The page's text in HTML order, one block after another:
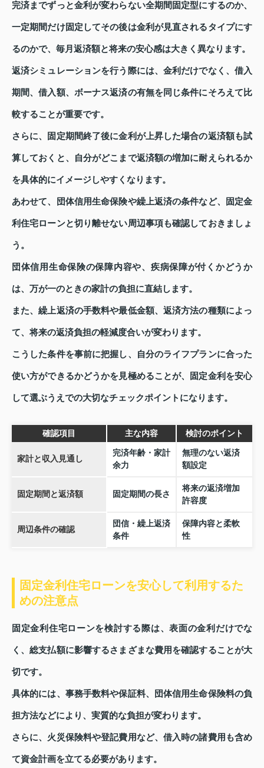
完済までずっと金利が変わらない全期間固定型にするのか、
一定期間だけ固定してその後は金利が見直されるタイプにす
るのかで、毎月返済額と将来の安心感は大きく異なります。
返済シミュレーションを行う際には、金利だけでなく、借入
期間、借入額、ボーナス返済の有無を同じ条件にそろえて比
較することが重要です。
さらに、固定期間終了後に金利が上昇した場合の返済額も試
算しておくと、自分がどこまで返済額の増加に耐えられるか
を具体的にイメージしやすくなります。
あわせて、団体信用生命保険や繰上返済の条件など、固定金
利住宅ローンと切り離せない周辺事項も確認しておきましょ
う。
団体信用生命保険の保障内容や、疾病保障が付くかどうか
は、万が一のときの家計の負担に直結します。
また、繰上返済の手数料や最低金額、返済方法の種類によっ
て、将来の返済負担の軽減度合いが変わります。
こうした条件を事前に把握し、自分のライフプランに合った
使い方ができるかどうかを見極めることが、固定金利を安心
して選ぶうえでの大切なチェックポイントになります。
確認項目 主な内容 検討のポイント
家計と収入見通し
完済年齢・家計
余力
無理のない返済
額設定
固定期間と返済額 固定期間の長さ
将来の返済増加
許容度
周辺条件の確認
団信・繰上返済
条件
保障内容と柔軟
性
固定金利住宅ローンを安心して利用するた
めの注意点
固定金利住宅ローンを検討する際は、表面の金利だけでな
く、総支払額に影響するさまざまな費用を確認することが大
切です。
具体的には、事務手数料や保証料、団体信用生命保険料の負
担方法などにより、実質的な負担が変わります。
さらに、火災保険料や登記費用など、借入時の諸費用も含め
て資金計画を立てる必要があります。